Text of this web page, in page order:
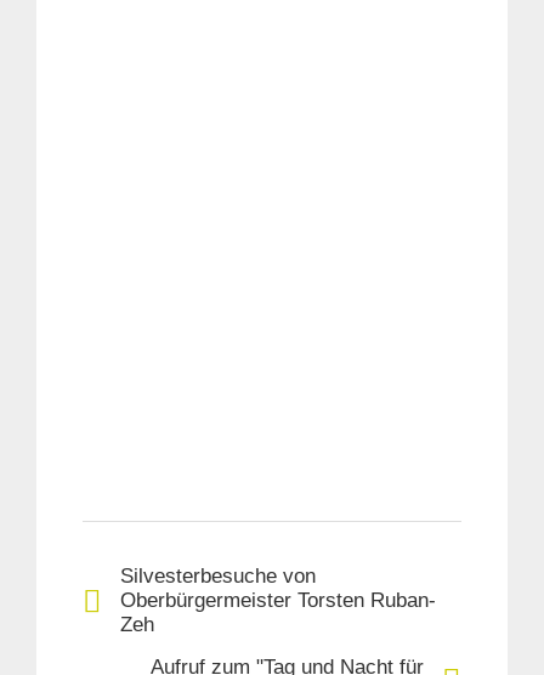
Silvesterbesuche von
Oberbürgermeister Torsten Ruban-
Zeh
Aufruf zum "Tag und Nacht für